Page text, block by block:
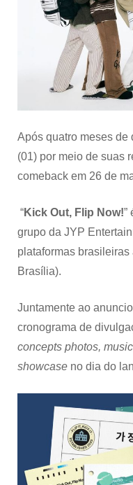
Após quatro meses de
(01) por meio de suas
comeback em 26 de
“Kick Out, Flip Now!”
grupo da JYP
plataformas
Brasília).
Juntamente ao
cronograma de
concepts photos,
showcase no dia do